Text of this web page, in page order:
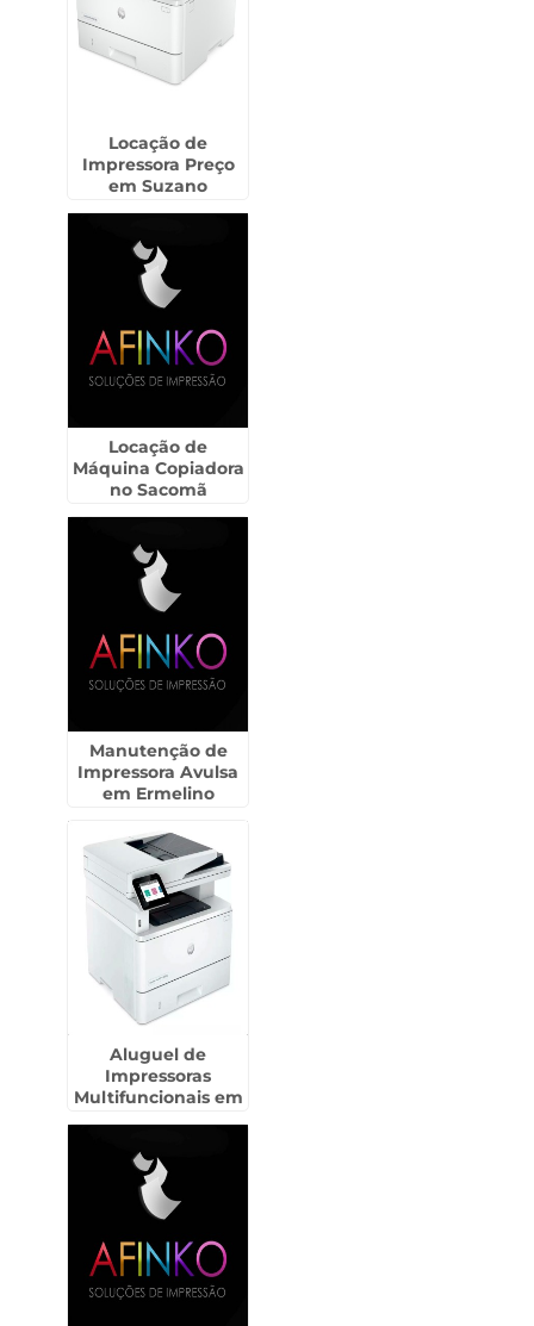
Locação de
Impressora Preço
em Suzano
Locação de
Máquina Copiadora
no Sacomã
Manutenção de
Impressora Avulsa
em Ermelino
Aluguel de
Impressoras
Multifuncionais em